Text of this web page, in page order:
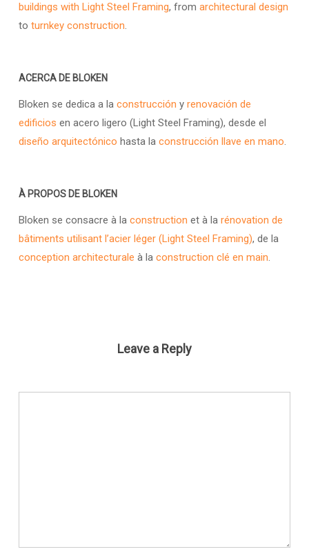
buildings with Light Steel Framing, from architectural design
to turnkey construction.
ACERCA DE BLOKEN
Bloken se dedica a la construcción y renovación de
edificios en acero ligero (Light Steel Framing), desde el
diseño arquitectónico hasta la construcción llave en mano.
À PROPOS DE BLOKEN
Bloken se consacre à la construction et à la rénovation de
bâtiments utilisant l’acier léger (Light Steel Framing), de la
conception architecturale à la construction clé en main.
Leave a Reply